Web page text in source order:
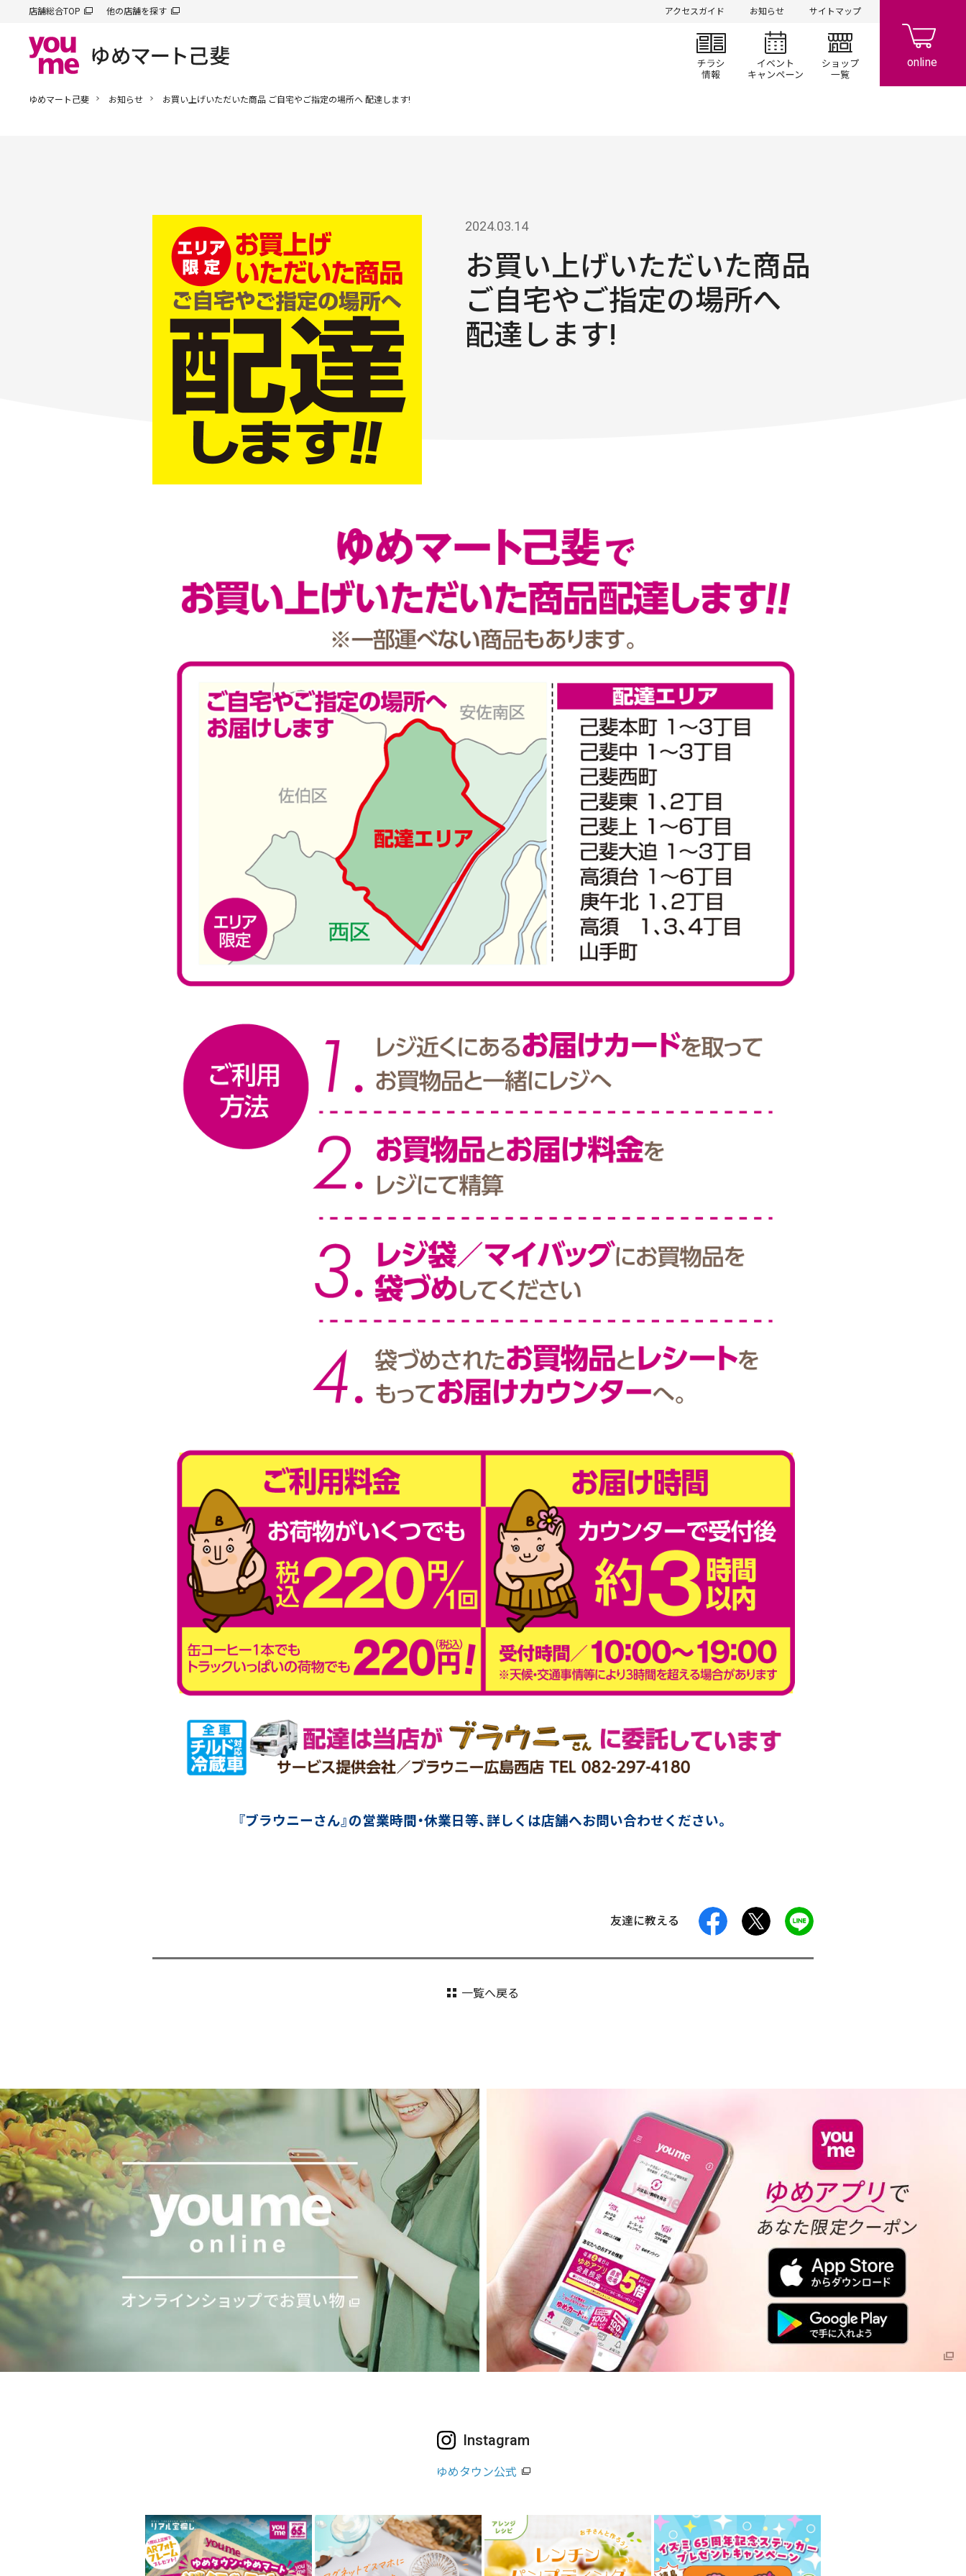
店舗総合TOP 他の店舗を探す アクセスガイド お知らせ サイトマップ
チラシ情報 イベント/キャンペーン
ショップ一覧
ゆめマート己斐 お知らせ お買い上げいただいた商品 ご自宅やご指定の場所へ 配達します!
2024.03.14
お買い上げいただいた商品
ご自宅やご指定の場所へ
配達します!
『ブラウニーさん』の営業時間・休業日等、詳しくは店舗へお問い合わせください。
友達に教える facebook
一覧へ戻る
Instagram
ゆめタウン公式